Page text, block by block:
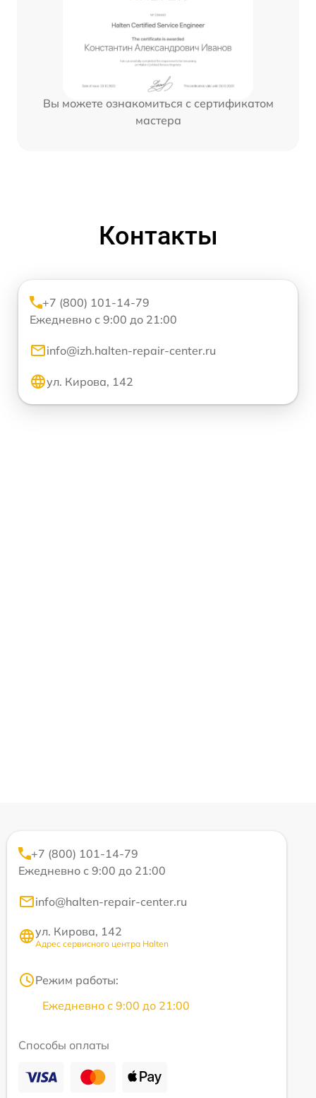
Вы можете ознакомиться с сертификатом
мастера
Контакты
+7 (800) 101-14-79
Ежедневно с 9:00 до 21:00
info@izh.halten-repair-center.ru
ул. Кирова, 142
+7 (800) 101-14-79
Ежедневно с 9:00 до 21:00
info@halten-repair-center.ru
ул. Кирова, 142
Адрес сервисного центра Halten
Режим работы:
Ежедневно с 9:00 до 21:00
Способы оплаты